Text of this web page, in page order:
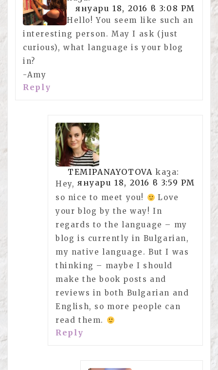
януари 18, 2016 в 3:08 PM
Hello! You seem like such an
interesting person. May I ask (just
curious), what language is your blog
in?
-Amy
Reply
TEMIPANAYOTOVA каза:
януари 18, 2016 в 3:59 PM
Hey,
so nice to meet you!
Love
your blog by the way! In
regards to the language – my
blog is currently in Bulgarian,
my native language. But I was
thinking – maybe I should
make the book posts and
reviews in both Bulgarian and
English, so more people can
read them.
Reply